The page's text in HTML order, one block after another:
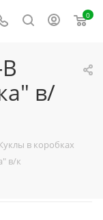
0
в/
в коробках
в/к